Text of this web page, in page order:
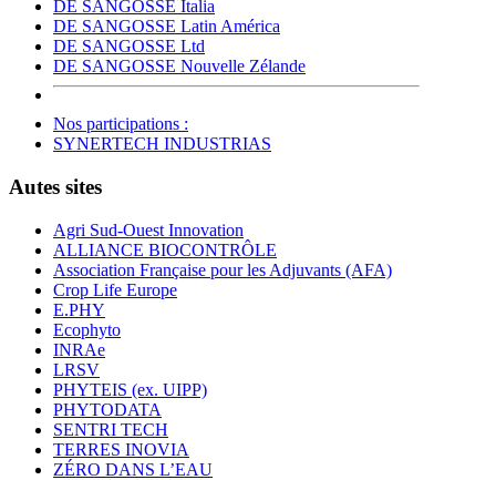
DE SANGOSSE Italia
DE SANGOSSE Latin América
DE SANGOSSE Ltd
DE SANGOSSE Nouvelle Zélande
Nos participations :
SYNERTECH INDUSTRIAS
Autes sites
Agri Sud-Ouest Innovation
ALLIANCE BIOCONTRÔLE
Association Française pour les Adjuvants (AFA)
Crop Life Europe
E.PHY
Ecophyto
INRAe
LRSV
PHYTEIS (ex. UIPP)
PHYTODATA
SENTRI TECH
TERRES INOVIA
ZÉRO DANS L’EAU